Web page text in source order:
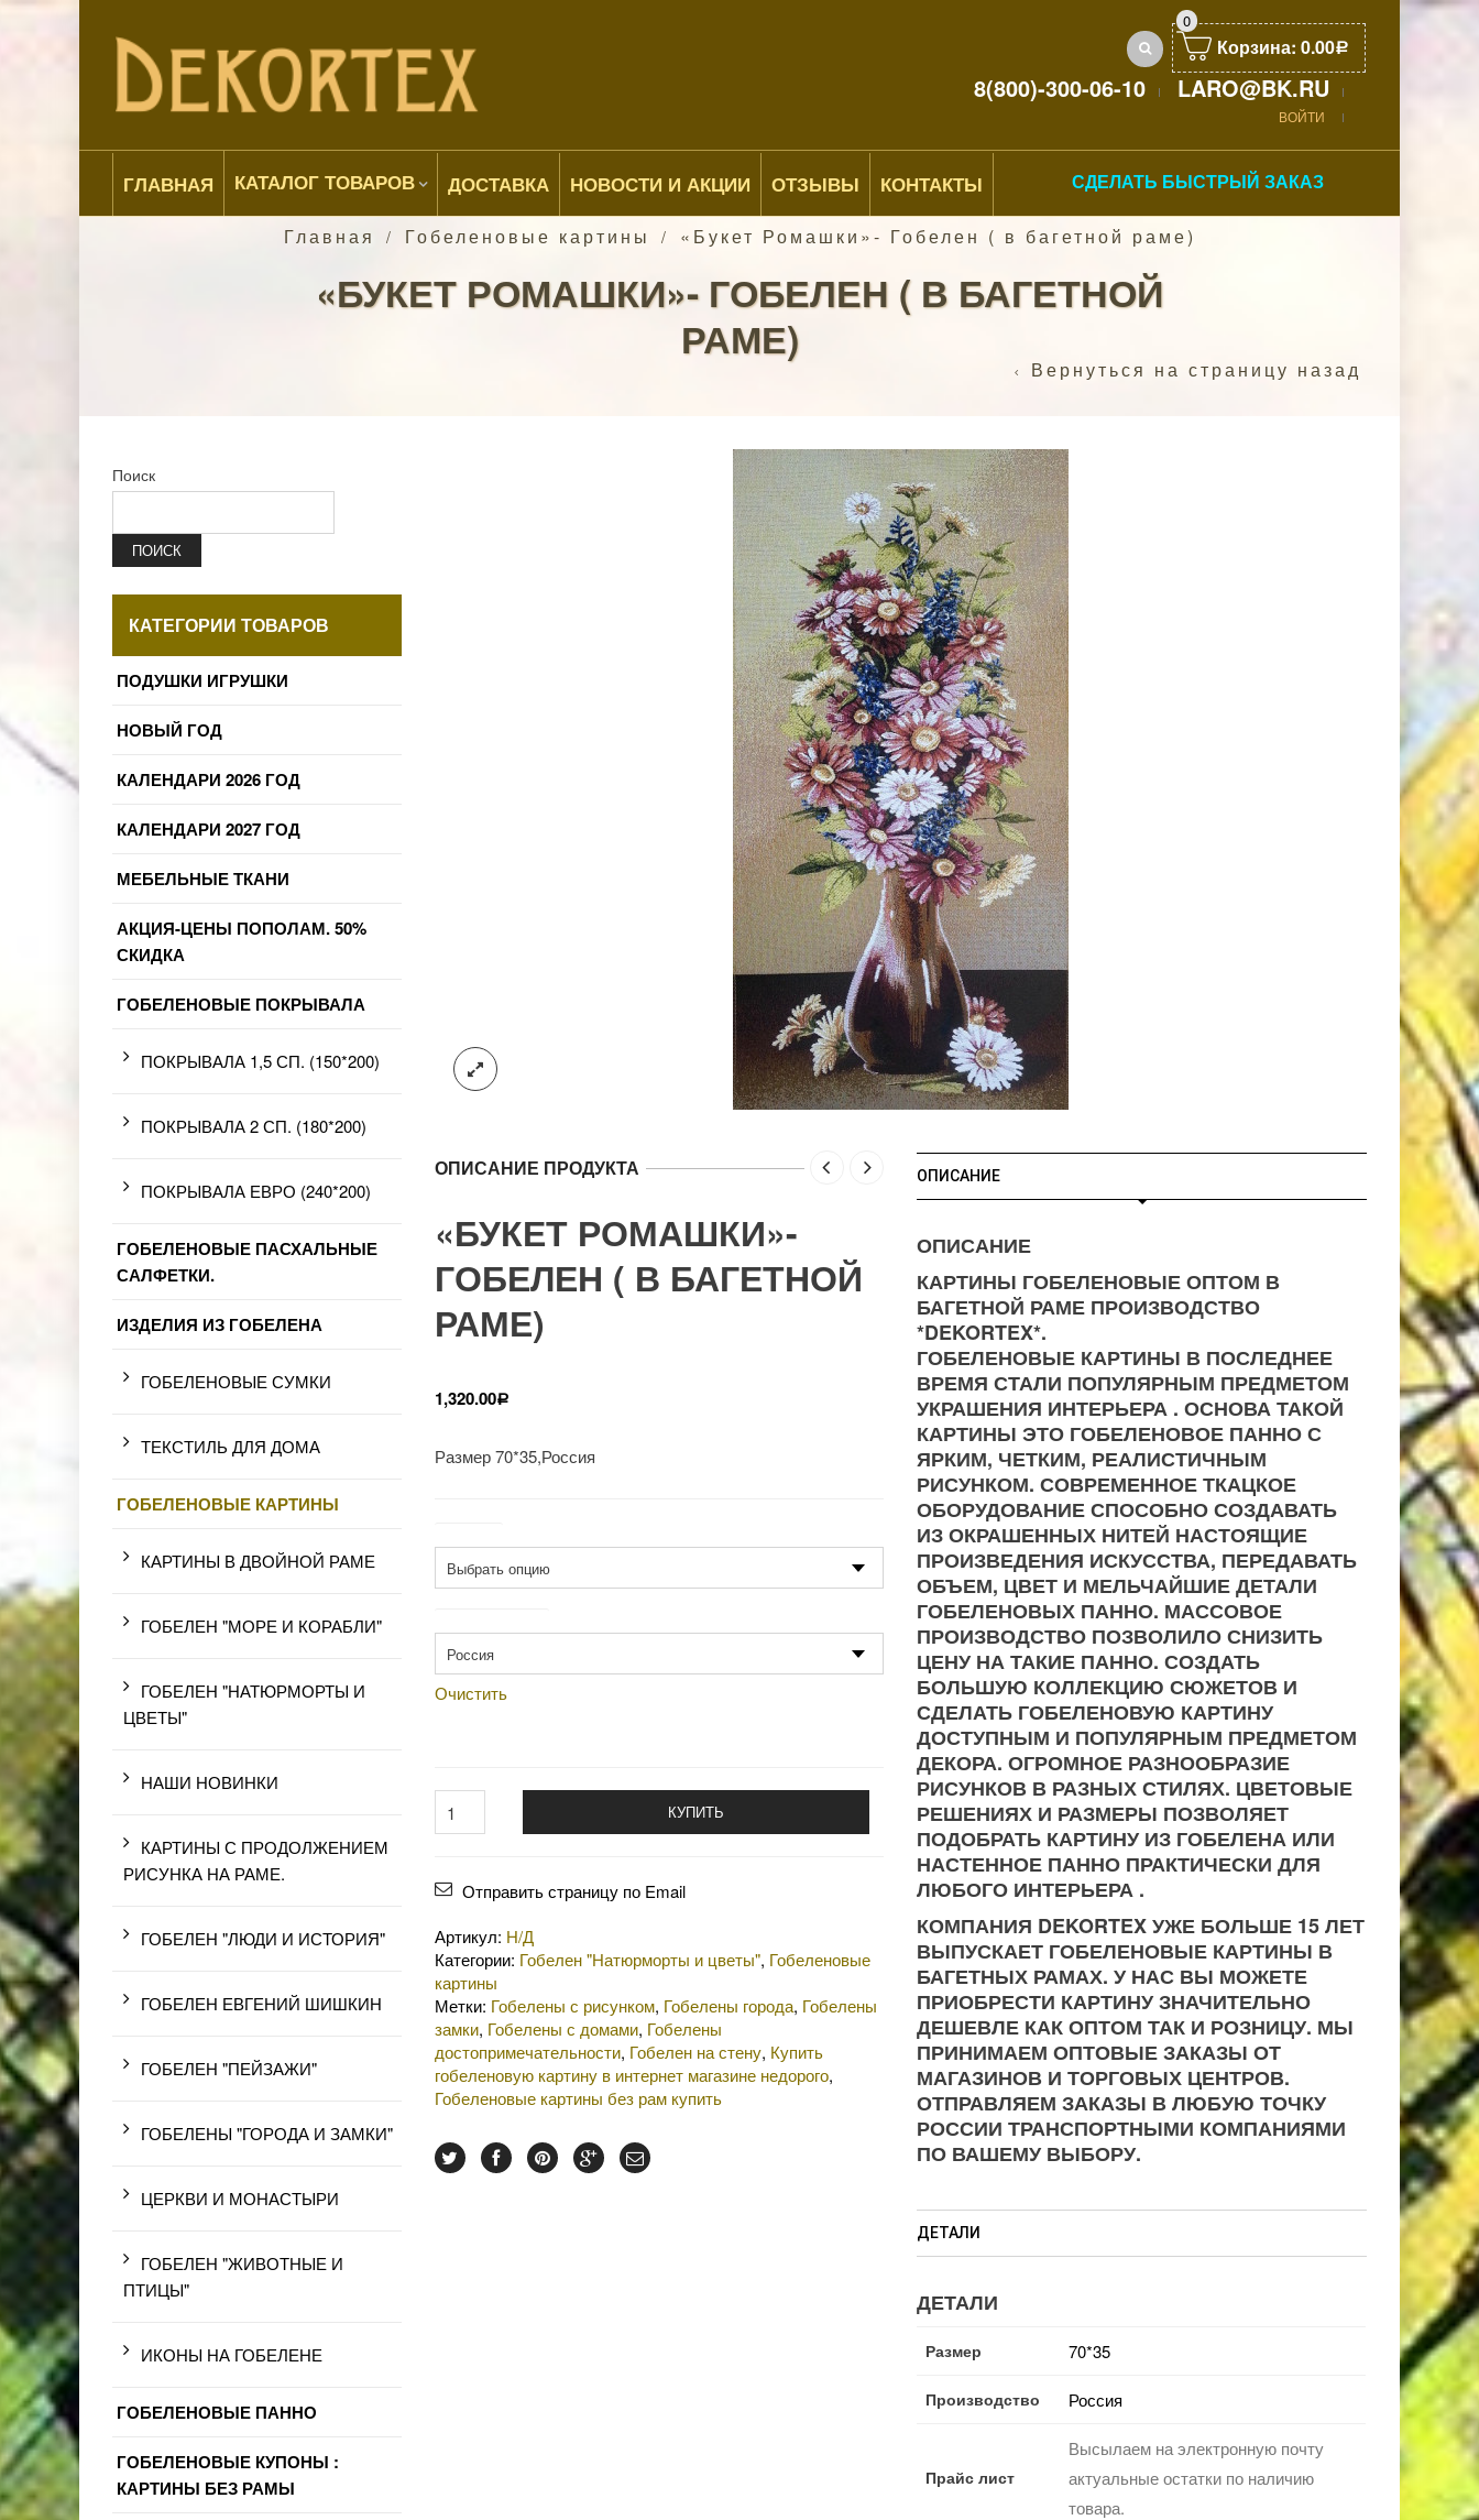
0
Корзина: 0.00Р
8(800)-300-06-10 LARO@BK.RU
ВОЙТИ
ГЛАВНАЯ КАТАЛОГ ТОВАРОВ ДОСТАВКА НОВОСТИ И АКЦИИ ОТЗЫВЫ КОНТАКТЫ СДЕЛАТЬ БЫСТРЫЙ ЗАКАЗ
Главная / Гобеленовые картины / «Букет Ромашки»- Гобелен ( в багетной раме)
«БУКЕТ РОМАШКИ»- ГОБЕЛЕН ( В БАГЕТНОЙ
РАМЕ)
Вернуться на страницу назад
ОПИСАНИЕ ПРОДУКТА
«БУКЕТ РОМАШКИ»-
ГОБЕЛЕН ( В БАГЕТНОЙ
РАМЕ)
1,320.00Р
Размер 70*35,Россия
Очистить
КУПИТЬ
Отправить страницу по Email
Артикул: Н/Д
Категории: Гобелен "Натюрморты и цветы", Гобеленовые
картины
Метки: Гобелены с рисунком, Гобелены города, Гобелены
замки, Гобелены с домами, Гобелены
достопримечательности, Гобелен на стену, Купить
гобеленовую картину в интернет магазине недорого,
Гобеленовые картины без рам купить
ОПИСАНИЕ
ОПИСАНИЕ
КАРТИНЫ ГОБЕЛЕНОВЫЕ ОПТОМ В
БАГЕТНОЙ РАМЕ ПРОИЗВОДСТВО
*DEKORTEX*.
ГОБЕЛЕНОВЫЕ КАРТИНЫ В ПОСЛЕДНЕЕ
ВРЕМЯ СТАЛИ ПОПУЛЯРНЫМ ПРЕДМЕТОМ
УКРАШЕНИЯ ИНТЕРЬЕРА . ОСНОВА ТАКОЙ
КАРТИНЫ ЭТО ГОБЕЛЕНОВОЕ ПАННО С
ЯРКИМ, ЧЕТКИМ, РЕАЛИСТИЧНЫМ
РИСУНКОМ. СОВРЕМЕННОЕ ТКАЦКОЕ
ОБОРУДОВАНИЕ СПОСОБНО СОЗДАВАТЬ
ИЗ ОКРАШЕННЫХ НИТЕЙ НАСТОЯЩИЕ
ПРОИЗВЕДЕНИЯ ИСКУССТВА, ПЕРЕДАВАТЬ
ОБЪЕМ, ЦВЕТ И МЕЛЬЧАЙШИЕ ДЕТАЛИ
ГОБЕЛЕНОВЫХ ПАННО. МАССОВОЕ
ПРОИЗВОДСТВО ПОЗВОЛИЛО СНИЗИТЬ
ЦЕНУ НА ТАКИЕ ПАННО. СОЗДАТЬ
БОЛЬШУЮ КОЛЛЕКЦИЮ СЮЖЕТОВ И
СДЕЛАТЬ ГОБЕЛЕНОВУЮ КАРТИНУ
ДОСТУПНЫМ И ПОПУЛЯРНЫМ ПРЕДМЕТОМ
ДЕКОРА. ОГРОМНОЕ РАЗНООБРАЗИЕ
РИСУНКОВ В РАЗНЫХ СТИЛЯХ. ЦВЕТОВЫЕ
РЕШЕНИЯХ И РАЗМЕРЫ ПОЗВОЛЯЕТ
ПОДОБРАТЬ КАРТИНУ ИЗ ГОБЕЛЕНА ИЛИ
НАСТЕННОЕ ПАННО ПРАКТИЧЕСКИ ДЛЯ
ЛЮБОГО ИНТЕРЬЕРА .
КОМПАНИЯ DEKORTEX УЖЕ БОЛЬШЕ 15 ЛЕТ
ВЫПУСКАЕТ ГОБЕЛЕНОВЫЕ КАРТИНЫ В
БАГЕТНЫХ РАМАХ. У НАС ВЫ МОЖЕТЕ
ПРИОБРЕСТИ КАРТИНУ ЗНАЧИТЕЛЬНО
ДЕШЕВЛЕ КАК ОПТОМ ТАК И РОЗНИЦУ. МЫ
ПРИНИМАЕМ ОПТОВЫЕ ЗАКАЗЫ ОТ
МАГАЗИНОВ И ТОРГОВЫХ ЦЕНТРОВ.
ОТПРАВЛЯЕМ ЗАКАЗЫ В ЛЮБУЮ ТОЧКУ
РОССИИ ТРАНСПОРТНЫМИ КОМПАНИЯМИ
ПО ВАШЕМУ ВЫБОРУ.
ДЕТАЛИ
ДЕТАЛИ
Размер 70*35
Производство Россия
Прайс лист
Высылаем на электронную почту
актуальные остатки по наличию
товара.
Поиск
ПОИСК
КАТЕГОРИИ ТОВАРОВ
ПОДУШКИ ИГРУШКИ
НОВЫЙ ГОД
КАЛЕНДАРИ 2026 ГОД
КАЛЕНДАРИ 2027 ГОД
МЕБЕЛЬНЫЕ ТКАНИ
АКЦИЯ-ЦЕНЫ ПОПОЛАМ. 50%
СКИДКА
ГОБЕЛЕНОВЫЕ ПОКРЫВАЛА
ПОКРЫВАЛА 1,5 СП. (150*200)
ПОКРЫВАЛА 2 СП. (180*200)
ПОКРЫВАЛА ЕВРО (240*200)
ГОБЕЛЕНОВЫЕ ПАСХАЛЬНЫЕ
САЛФЕТКИ.
ИЗДЕЛИЯ ИЗ ГОБЕЛЕНА
ГОБЕЛЕНОВЫЕ СУМКИ
ТЕКСТИЛЬ ДЛЯ ДОМА
ГОБЕЛЕНОВЫЕ КАРТИНЫ
КАРТИНЫ В ДВОЙНОЙ РАМЕ
ГОБЕЛЕН "МОРЕ И КОРАБЛИ"
ГОБЕЛЕН "НАТЮРМОРТЫ И
ЦВЕТЫ"
НАШИ НОВИНКИ
КАРТИНЫ С ПРОДОЛЖЕНИЕМ
РИСУНКА НА РАМЕ.
ГОБЕЛЕН "ЛЮДИ И ИСТОРИЯ"
ГОБЕЛЕН ЕВГЕНИЙ ШИШКИН
ГОБЕЛЕН "ПЕЙЗАЖИ"
ГОБЕЛЕНЫ "ГОРОДА И ЗАМКИ"
ЦЕРКВИ И МОНАСТЫРИ
ГОБЕЛЕН "ЖИВОТНЫЕ И
ПТИЦЫ"
ИКОНЫ НА ГОБЕЛЕНЕ
ГОБЕЛЕНОВЫЕ ПАННО
ГОБЕЛЕНОВЫЕ КУПОНЫ :
КАРТИНЫ БЕЗ РАМЫ